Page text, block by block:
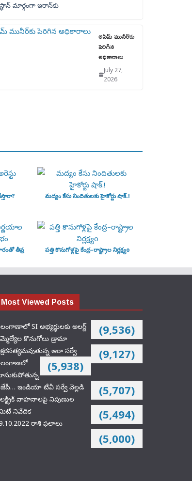
మార్గంగా ఇరాన్‌కు
అసిమ్ మునీర్‌కు
పెరిగిన
అధికారాలు
July 27,
2026
మద్యం కేసు నిందితులకు హైకోర్టు షాక్.!
తీవ్ర
పత్తి కొనుగోళ్లపై కేంద్ర–రాష్ట్రాల నిర్లక్ష్యo
Most Viewed Posts
SI అభ్యర్థులకు అలర్ట్ (9,536)
కొనుగోలు డ్రామా
(9,127)
ఆరా సర్వే
(5,938)
ఇండియా టీవీ సర్వే వెల్లడి
(5,707)
వాహనాలపై నిపుణుల
నివేదిక
(5,494)
రాశి ఫలాలు
(5,000)